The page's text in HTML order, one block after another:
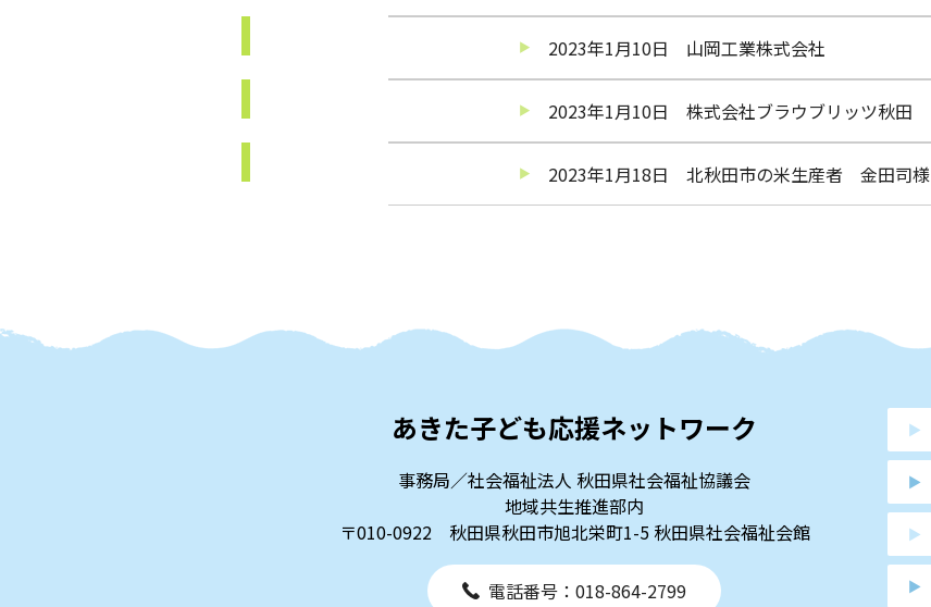
2023年1月10日 山岡工業株式会社
2023年1月10日 株式会社ブラウブリッツ秋田
2023年1月18日 北秋田市の米生産者 金田司様
あきた子ども応援ネットワーク
事務局／社会福祉法人 秋田県社会福祉協議会
地域共生推進部内
〒010-0922 秋田県秋田市旭北栄町1-5 秋田県社会福祉会館
電話番号：018-864-2799